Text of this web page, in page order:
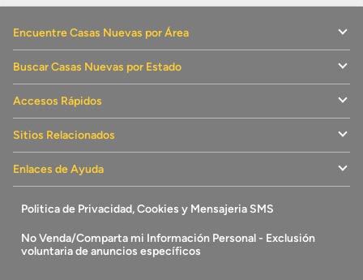
Encuentre Casas Nuevas por Área
Buscar Casas Nuevas por Estado
Accesos Rápidos
Sitios Relacionados
Enlaces de Ayuda
Politica de Privacidad, Cookies y Mensajeria SMS
No Venda/Comparta mi Información Personal - Exclusión
voluntaria de anuncios específicos